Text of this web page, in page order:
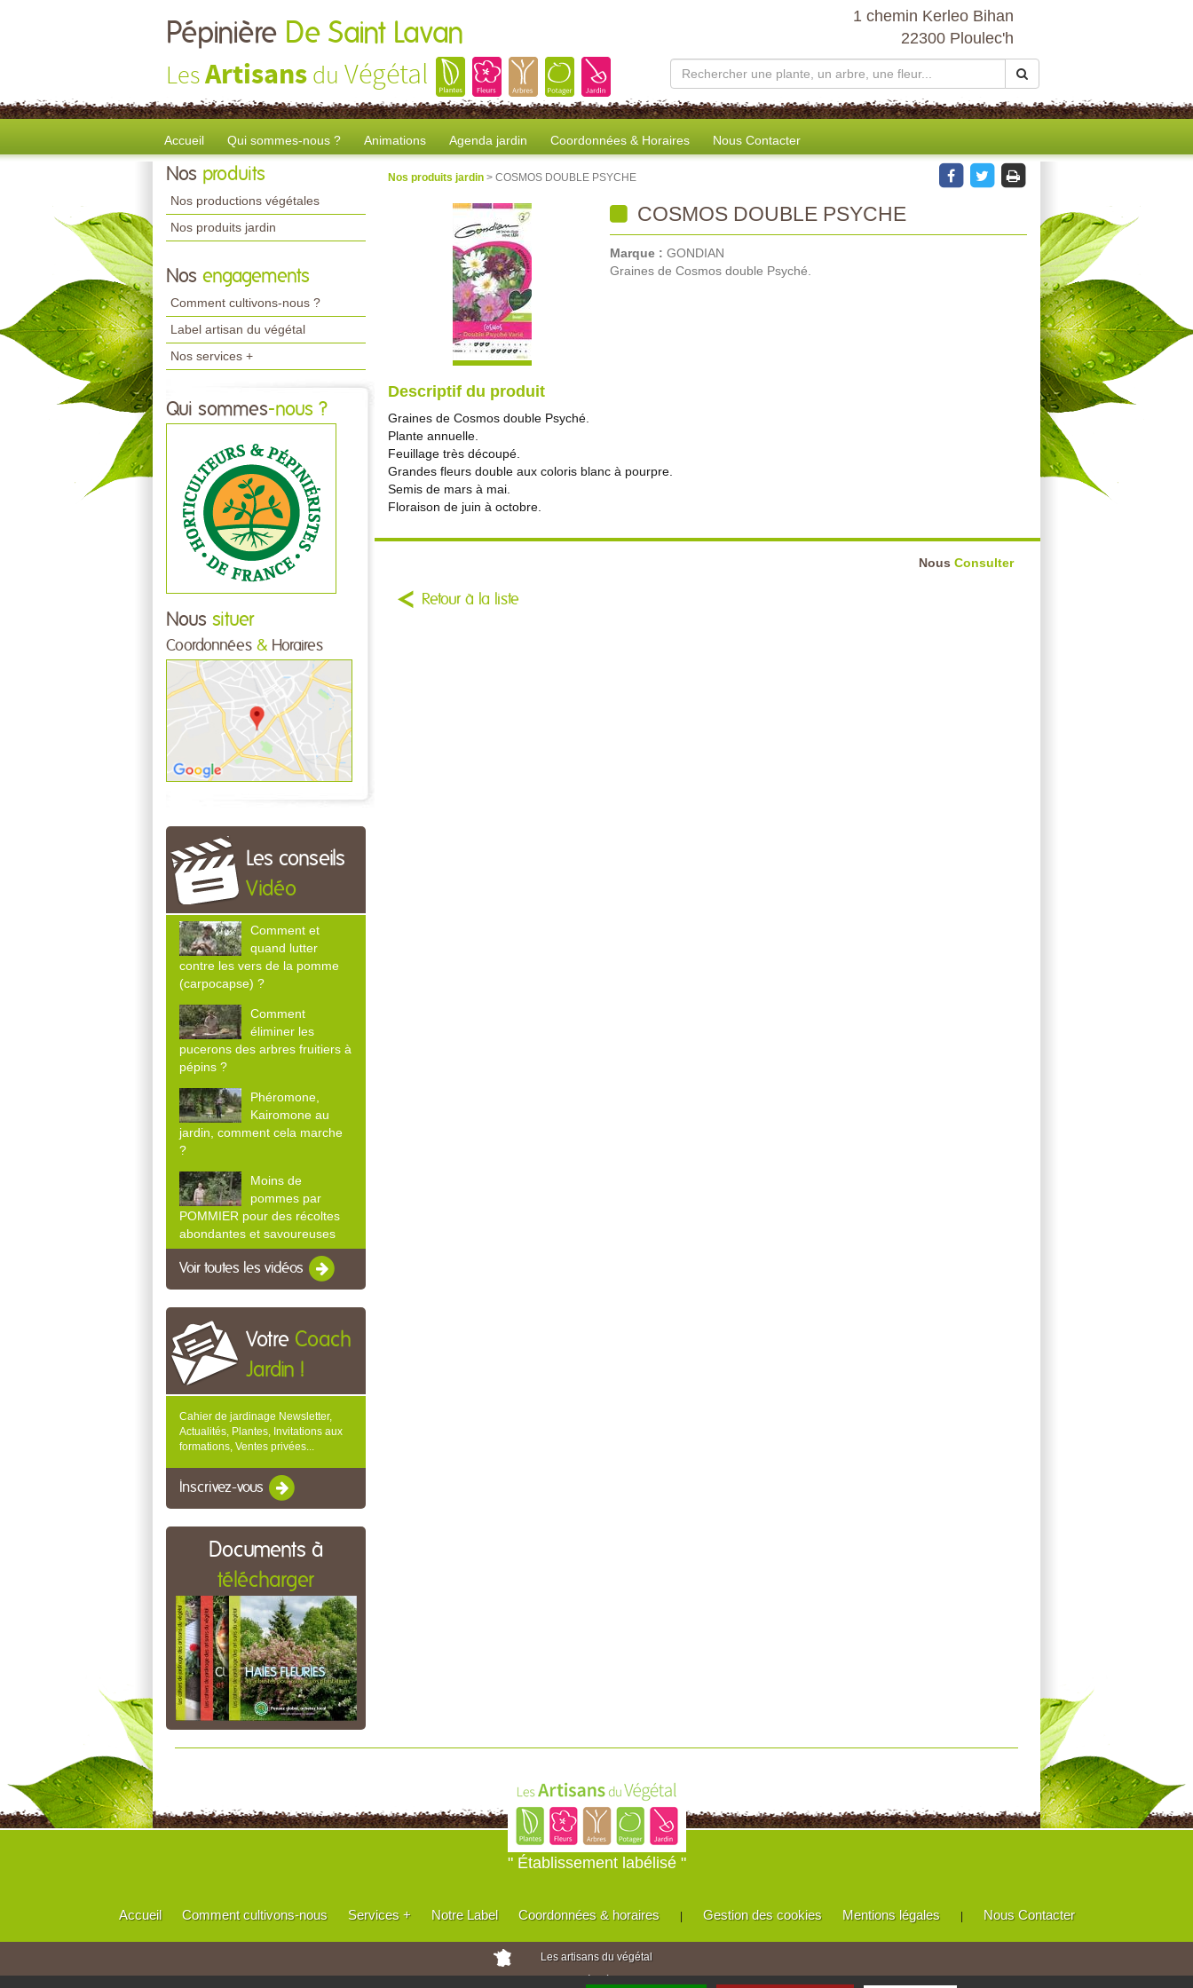
Pépinière De Saint Lavan
LesArtisans du Végétal
1 chemin Kerleo Bihan
22300 Ploulec'h
Accueil Qui sommes-nous ? Animations Agenda jardin Coordonnées & Horaires Nous Contacter
Nos produits
Nos productions végétales
Nos produits jardin
Nos engagements
Comment cultivons-nous ?
Label artisan du végétal
Nos services +
Qui sommes-nous ?
Nous situer
Coordonnées & Horaires
Les conseils
Vidéo
Comment et
quand lutter
contre les vers de la pomme
(carpocapse) ?
Comment
éliminer les
pucerons des arbres fruitiers à
pépins ?
Phéromone,
Kairomone au
jardin, comment cela marche
?
Moins de
pommes par
POMMIER pour des récoltes
abondantes et savoureuses
Voir toutes les vidéos
Votre Coach
Jardin !
Cahier de jardinage Newsletter,
Actualités, Plantes, Invitations aux
formations, Ventes privées...
Inscrivez-vous
Documents à
télécharger
Nos produits jardin > COSMOS DOUBLE PSYCHE
COSMOS DOUBLE PSYCHE
Marque : GONDIAN
Graines de Cosmos double Psyché.
Descriptif du produit
Graines de Cosmos double Psyché.
Plante annuelle.
Feuillage très découpé.
Grandes fleurs double aux coloris blanc à pourpre.
Semis de mars à mai.
Floraison de juin à octobre.
Nous Consulter
Retour à la liste
" Établissement labélisé "
Accueil Comment cultivons-nous Services + Notre Label Coordonnées & horaires | Gestion des cookies Mentions légales | Nous Contacter
Les artisans du végétal
Horticulteurs et pépinièristes de France